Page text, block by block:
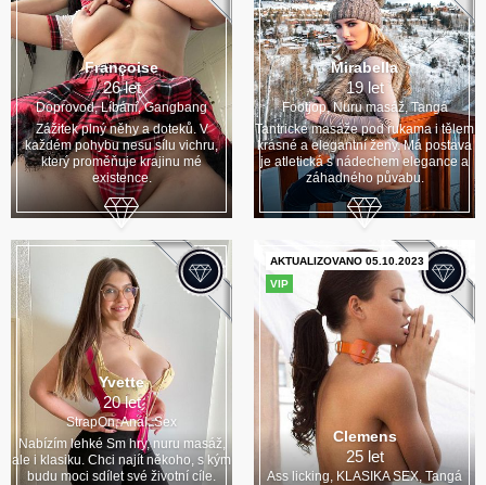
Françoise
26 let
Doprovod, Líbání, Gangbang
Zážitek plný něhy a doteků. V
každém pohybu nesu sílu vichru,
který proměňuje krajinu mé
existence.
Mirabella
19 let
Footjop, Nuru masáž, Tangá
Tantricke masáže pod rukama i tělem
krásné a elegantní ženy. Má postava
je atletická s nádechem elegance a
záhadného půvabu.
Yvette
20 let
StrapOn, Anál, Sex
Nabízím lehké Sm hry, nuru masáž,
ale i klasiku. Chci najít někoho, s kým
budu moci sdílet své životní cíle.
VIP
AKTUALIZOVANO 05.10.2023
Clemens
25 let
Ass licking, KLASIKA SEX, Tangá